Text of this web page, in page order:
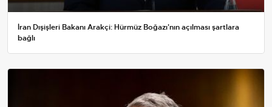
İran Dışişleri Bakanı Arakçi: Hürmüz Boğazı'nın açılması şartlara
bağlı